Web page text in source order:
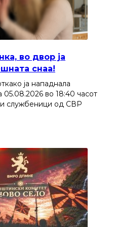
во двор ја
снаа!
ја нападнала
во 18:40 часот
службеници од СВР